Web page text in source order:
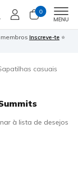
0
MENU
Inscreve-te ⭐
casuais
à lista de desejos